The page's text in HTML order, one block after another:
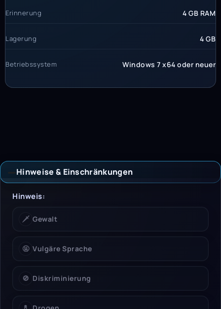
Erinnerung 4 GB RAM
Lagerung 4 GB
Betriebssystem Windows 7 x64 oder neuer
Hinweise & Einschränkungen
Hinweise &
Hinweis:
🗡️ Gewalt
🤬 Vulgäre Sprache
🚫 Diskriminierung